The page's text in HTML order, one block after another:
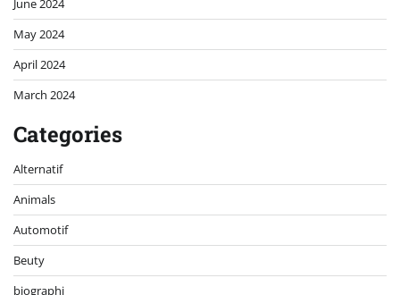
June 2024
May 2024
April 2024
March 2024
Categories
Alternatif
Animals
Automotif
Beuty
biographi